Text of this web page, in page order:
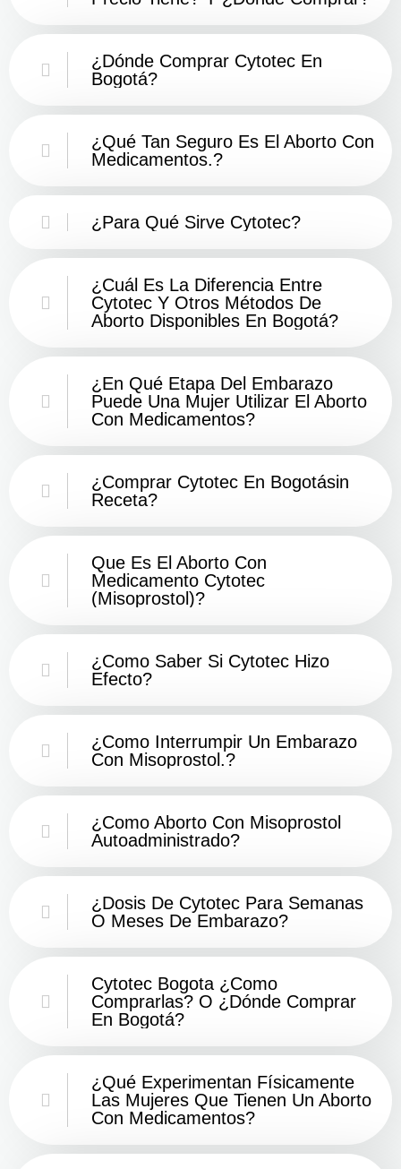
¿Dónde Comprar Cytotec En
Bogotá?
¿Qué Tan Seguro Es El Aborto Con
Medicamentos.?
¿Para Qué Sirve Cytotec?
¿Cuál Es La Diferencia Entre
Cytotec Y Otros Métodos De
Aborto Disponibles En Bogotá?
¿En Qué Etapa Del Embarazo
Puede Una Mujer Utilizar El Aborto
Con Medicamentos?
¿Comprar Cytotec En Bogotásin
Receta?
Que Es El Aborto Con
Medicamento Cytotec
(misoprostol)?
¿Como Saber Si Cytotec Hizo
Efecto?
¿como Interrumpir Un Embarazo
Con Misoprostol.?
¿Como Aborto Con Misoprostol
Autoadministrado?
¿Dosis De Cytotec Para Semanas
O Meses De Embarazo?
Cytotec Bogota ¿Como
Comprarlas? O ¿Dónde Comprar
En Bogotá?
¿Qué Experimentan Físicamente
Las Mujeres Que Tienen Un Aborto
Con Medicamentos?